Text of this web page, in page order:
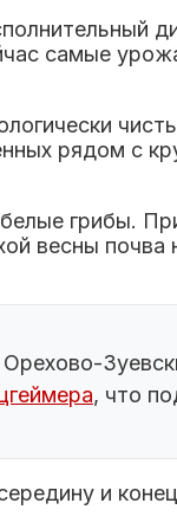
самые
рядом с
грибы.
весны почва
, что
и